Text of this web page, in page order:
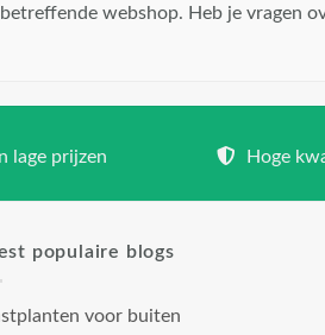
webshop. Heb je vragen
lage prijzen Hoge
populaire blogs
voor buiten